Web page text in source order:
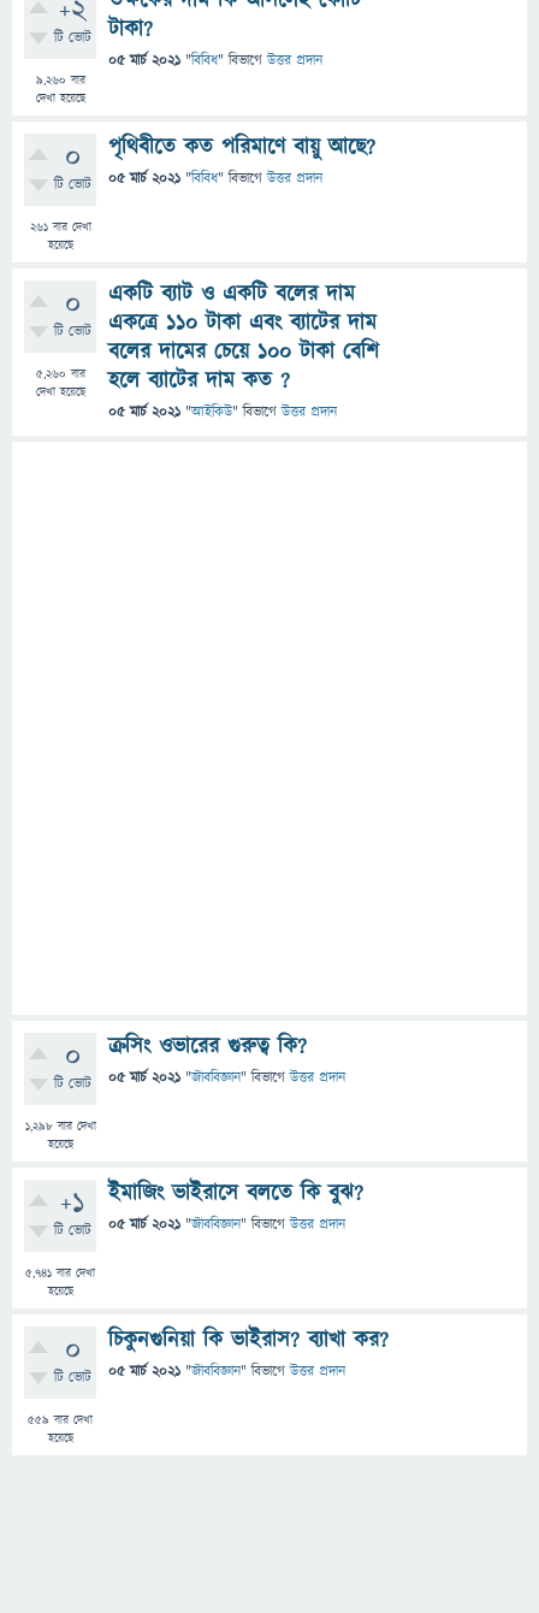
+2
টি ভোট
9,260 বার
দেখা হয়েছে
টাকা?
05 মার্চ 2021 "বিবিধ" বিভাগে উত্তর প্রদান
0
টি ভোট
261বার দেখা
হয়েছে
পৃথিবীতে কত পরিমাণে বায়ু আছে?
05 মার্চ 2021 "বিবিধ" বিভাগে উত্তর প্রদান
0
টি ভোট
5,260 বার
দেখা হয়েছে
একটি ব্যাট ও একটি বলের দাম
একত্রে ১১০ টাকা এবং ব্যাটের দাম
বলের দামের চেয়ে ১০০ টাকা বেশি
হলে ব্যাটের দাম কত ?
05 মার্চ 2021 "আইকিউ" বিভাগে উত্তর প্রদান
0
টি ভোট
1,298বার দেখা
হয়েছে
ক্রসিং ওভারের গুরুত্ব কি?
05 মার্চ 2021 "জীববিজ্ঞান" বিভাগে উত্তর প্রদান
+1
টি ভোট
5,741 বার দেখা
হয়েছে
ইমাজিং ভাইরাসে বলতে কি বুঝ?
05 মার্চ 2021 "জীববিজ্ঞান" বিভাগে উত্তর প্রদান
0
টি ভোট
559 বার দেখা
হয়েছে
চিকুনগুনিয়া কি ভাইরাস? ব্যাখা কর?
05 মার্চ 2021 "জীববিজ্ঞান" বিভাগে উত্তর প্রদান